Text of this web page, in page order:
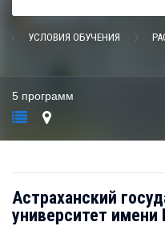
УСЛОВИЯ ОБУЧЕНИЯ
5 программ
Астраханский
университет